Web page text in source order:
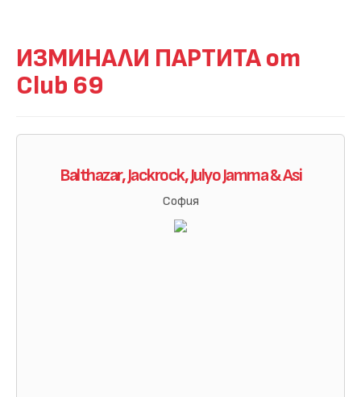
ИЗМИНАЛИ ПАРТИТА от
Club 69
Balthazar, Jackrock, Julyo Jamma & Asi
София